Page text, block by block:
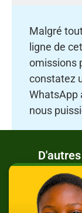
Malgré
ligne de
omissions
constatez
WhatsApp
nous